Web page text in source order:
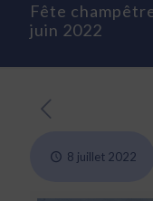
Fête
juin 2022
8 juillet 2022